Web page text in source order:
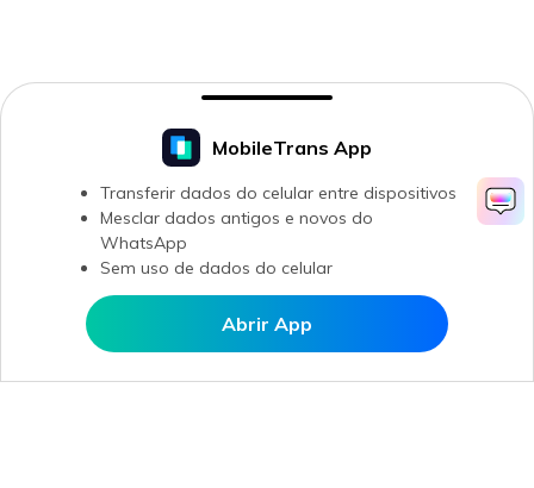
Abrir MobileTrans APP
MobileTrans App
Transferir dados do celular entre dispositivos
Mesclar dados antigos e novos do
WhatsApp
Sem uso de dados do celular
Abrir App